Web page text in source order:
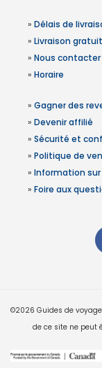
» Délais de
» Livraison
» Nous contacter
» Horaire
» Gagner des
» Devenir affilié
» Sécurité et
» Politique de
» Information
» Foire aux
©2026 Guides de
de ce site ne peut